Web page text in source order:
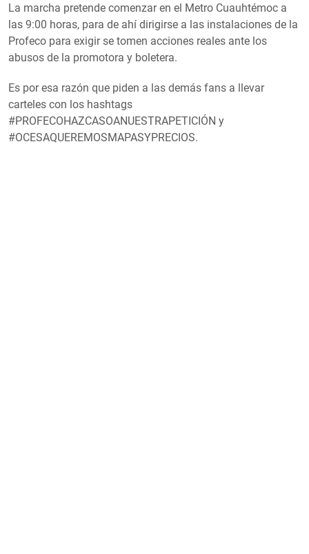
La marcha pretende comenzar en el Metro Cuauhtémoc a
las 9:00 horas, para de ahí dirigirse a las instalaciones de la
Profeco para exigir se tomen acciones reales ante los
abusos de la promotora y boletera.
Es por esa razón que piden a las demás fans a llevar
carteles con los hashtags
#PROFECOHAZCASOANUESTRAPETICIÓN y
#OCESAQUEREMOSMAPASYPRECIOS.